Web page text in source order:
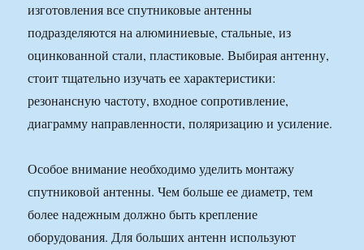
изготовления все спутниковые антенны
подразделяются на алюминиевые, стальные, из
оцинкованной стали, пластиковые. Выбирая антенну,
стоит тщательно изучать ее характеристики:
резонансную частоту, входное сопротивление,
диаграмму направленности, поляризацию и усиление.
Особое внимание необходимо уделить монтажу
спутниковой антенны. Чем больше ее диаметр, тем
более надежным должно быть крепление
оборудования. Для больших антенн используют